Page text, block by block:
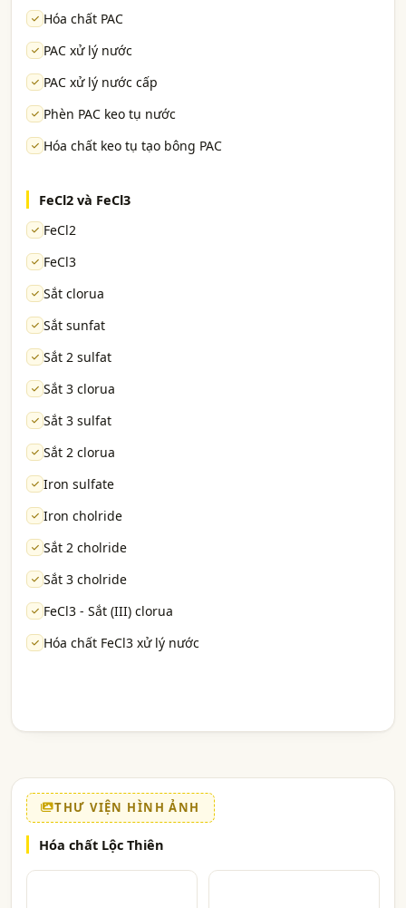
Hóa chất PAC
PAC xử lý nước
PAC xử lý nước cấp
Phèn PAC keo tụ nước
Hóa chất keo tụ tạo bông PAC
FeCl2 và FeCl3
FeCl2
FeCl3
Sắt clorua
Sắt sunfat
Sắt 2 sulfat
Sắt 3 clorua
Sắt 3 sulfat
Sắt 2 clorua
Iron sulfate
Iron cholride
Sắt 2 cholride
Sắt 3 cholride
FeCl3 - Sắt (III) clorua
Hóa chất FeCl3 xử lý nước
THƯ VIỆN HÌNH ẢNH
Hóa chất Lộc Thiên